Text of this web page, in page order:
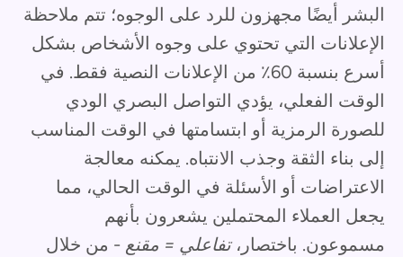
البشر أيضًا مجهزون للرد على الوجوه؛ تتم ملاحظة
الإعلانات التي تحتوي على وجوه الأشخاص بشكل
أسرع بنسبة 60٪ من الإعلانات النصية فقط. في
الوقت الفعلي، يؤدي التواصل البصري الودي
للصورة الرمزية أو ابتسامتها في الوقت المناسب
إلى بناء الثقة وجذب الانتباه. يمكنه معالجة
الاعتراضات أو الأسئلة في الوقت الحالي، مما
يجعل العملاء المحتملين يشعرون بأنهم
مسموعون. باختصار،تفاعلي = مقنع - من خلال